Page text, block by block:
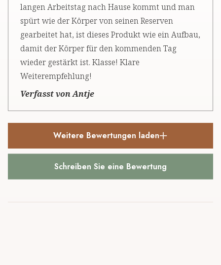
langen Arbeitstag nach Hause kommt und man
spürt wie der Körper von seinen Reserven
gearbeitet hat, ist dieses Produkt wie ein Aufbau,
damit der Körper für den kommenden Tag
wieder gestärkt ist. Klasse! Klare
Weiterempfehlung!
Verfasst von Antje
Weitere Bewertungen laden
Schreiben Sie eine Bewertung